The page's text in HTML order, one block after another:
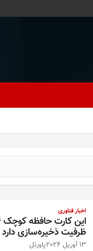
اخبار فناوری
ظرفیت ذخیره‌سازی دارد
13 آوریل 2024 پاورتل